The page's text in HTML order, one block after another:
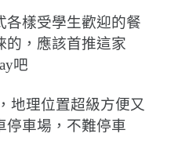
各樣受學生歡迎的餐
的，應該首推這家
吧
地理位置超級方便又
停車場，不難停車